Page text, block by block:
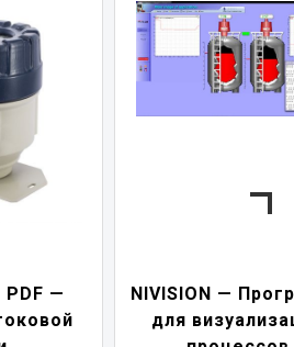
PDF —
NIVISION —
для